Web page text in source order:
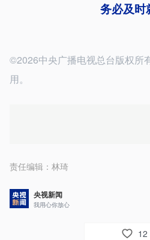
务必及时
©2026中央广播电视总台版权所
用。
责任编辑： 林琦
央视新闻
我用心你放心
12